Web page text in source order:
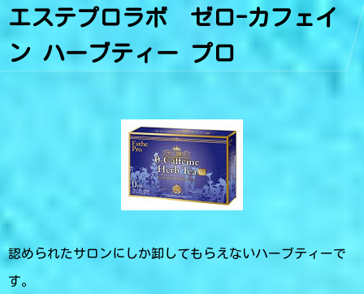
エステプロラボ ゼロ-カフェイ
ン ハーブティー プロ
認められたサロンにしか卸してもらえないハーブティーで
す。